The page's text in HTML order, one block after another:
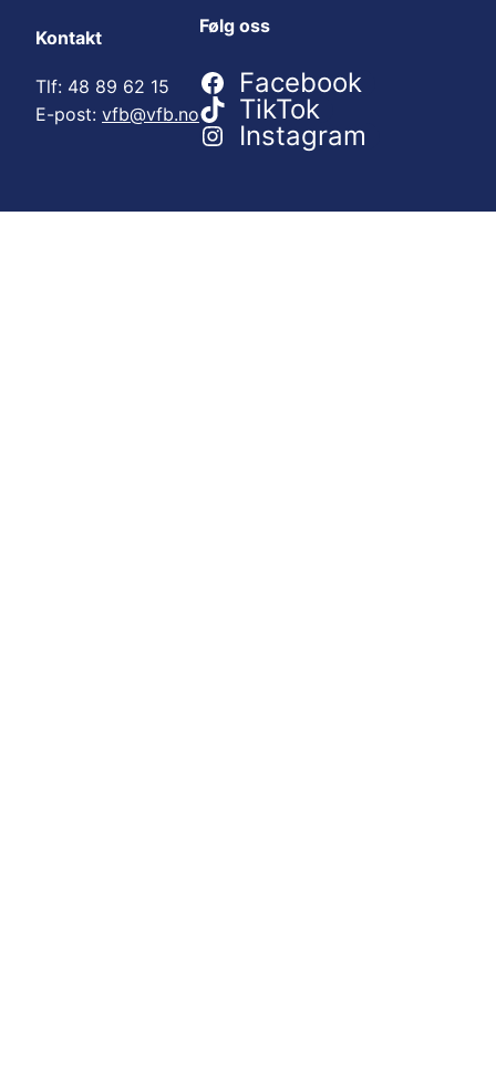
Kontakt
Tlf: 48 89 62 15
E-post: vfb@vfb.no
Følg oss
Facebook
TikTok
Instagram